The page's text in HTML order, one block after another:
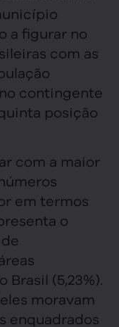
a figurar no
com as
contingente
posição
com a maior
em termos
o
(5,23%).
moravam
enquadrados